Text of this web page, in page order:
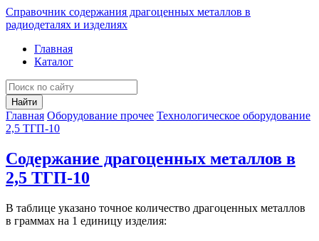
Справочник содержания драгоценных металлов в
радиодеталях и изделиях
Главная
Каталог
Найти
Главная Оборудование прочее Технологическое оборудование
2,5 ТГП-10
Содержание драгоценных металлов в
2,5 ТГП-10
В таблице указано точное количество драгоценных металлов
в граммах на 1 единицу изделия: